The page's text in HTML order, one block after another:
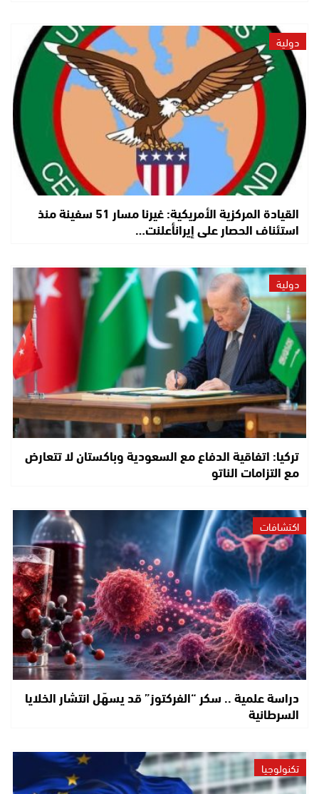
دولية
القيادة المركزية الأمريكية: غيرنا مسار 51 سفينة منذ
استئناف الحصار على إيرانأعلنت…
دولية
تركيا: اتفاقية الدفاع مع السعودية وباكستان لا تتعارض
مع التزامات الناتو
اكتشافات
دراسة علمية .. سكر “الفركتوز” قد يسهّل انتشار الخلايا
السرطانية
تكنولوجيا